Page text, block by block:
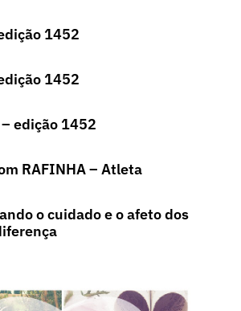
1452
1452
edição 1452
RAFINHA – Atleta
o cuidado e o afeto dos